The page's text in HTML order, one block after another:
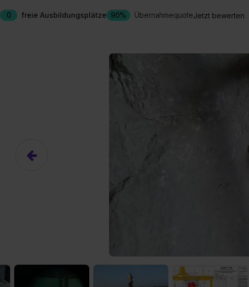
0 freie Ausbildungsplätze 90% ÜbernahmequoteJetzt bewerten